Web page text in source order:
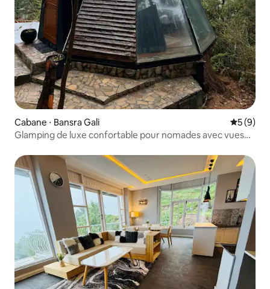
Cabane ⋅ Bansra Gali
5 (9)
Glamping de luxe confortable pour nomades avec vues